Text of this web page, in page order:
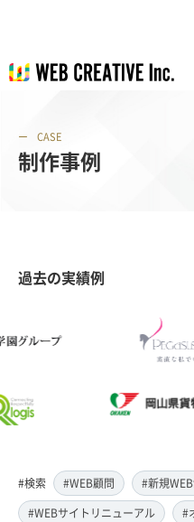
CASE
制作事例
過去の実績例
#検索 #WEB顧問 #新規
#WEBサイトリニューアル
#